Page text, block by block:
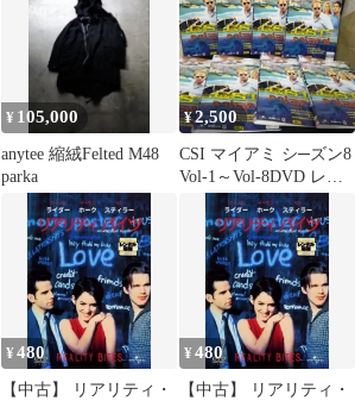
¥ 105,000
anytee 縮絨Felted M48
parka
¥2,500
CSI マイアミ シ─ズン8
Vol-1～Vol-8DVD レン
タルアップ品です
¥480
【中古】 リアリティ・
¥480
【中古】 リアリティ・